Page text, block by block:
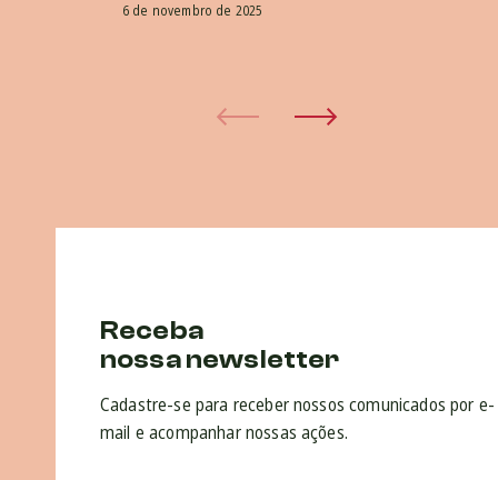
6 de novembro de 2025
Receba
nossa newsletter
Cadastre-se para receber nossos comunicados por e-
mail e acompanhar nossas ações.